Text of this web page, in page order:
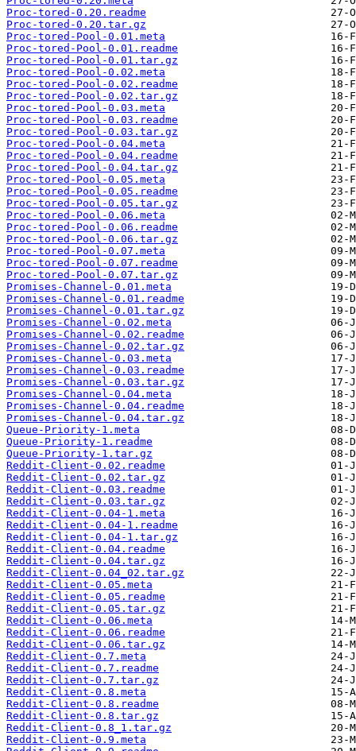
Proc-tored-0.20.readme
Proc-tored-0.20.tar.gz
Proc-tored-Pool-0.01.meta
Proc-tored-Pool-0.01.readme
Proc-tored-Pool-0.01.tar.gz
Proc-tored-Pool-0.02.meta
Proc-tored-Pool-0.02.readme
Proc-tored-Pool-0.02.tar.gz
Proc-tored-Pool-0.03.meta
Proc-tored-Pool-0.03.readme
Proc-tored-Pool-0.03.tar.gz
Proc-tored-Pool-0.04.meta
Proc-tored-Pool-0.04.readme
Proc-tored-Pool-0.04.tar.gz
Proc-tored-Pool-0.05.meta
Proc-tored-Pool-0.05.readme
Proc-tored-Pool-0.05.tar.gz
Proc-tored-Pool-0.06.meta
Proc-tored-Pool-0.06.readme
Proc-tored-Pool-0.06.tar.gz
Proc-tored-Pool-0.07.meta
Proc-tored-Pool-0.07.readme
Proc-tored-Pool-0.07.tar.gz
Promises-Channel-0.01.meta
Promises-Channel-0.01.readme
Promises-Channel-0.01.tar.gz
Promises-Channel-0.02.meta
Promises-Channel-0.02.readme
Promises-Channel-0.02.tar.gz
Promises-Channel-0.03.meta
Promises-Channel-0.03.readme
Promises-Channel-0.03.tar.gz
Promises-Channel-0.04.meta
Promises-Channel-0.04.readme
Promises-Channel-0.04.tar.gz
Queue-Priority-1.meta
Queue-Priority-1.readme
Queue-Priority-1.tar.gz
Reddit-Client-0.02.readme
Reddit-Client-0.02.tar.gz
Reddit-Client-0.03.readme
Reddit-Client-0.03.tar.gz
Reddit-Client-0.04-1.meta
Reddit-Client-0.04-1.readme
Reddit-Client-0.04-1.tar.gz
Reddit-Client-0.04.readme
Reddit-Client-0.04.tar.gz
Reddit-Client-0.04_02.tar.gz
Reddit-Client-0.05.meta
Reddit-Client-0.05.readme
Reddit-Client-0.05.tar.gz
Reddit-Client-0.06.meta
Reddit-Client-0.06.readme
Reddit-Client-0.06.tar.gz
Reddit-Client-0.7.meta
Reddit-Client-0.7.readme
Reddit-Client-0.7.tar.gz
Reddit-Client-0.8.meta
Reddit-Client-0.8.readme
Reddit-Client-0.8.tar.gz
Reddit-Client-0.8_1.tar.gz
Reddit-Client-0.9.meta